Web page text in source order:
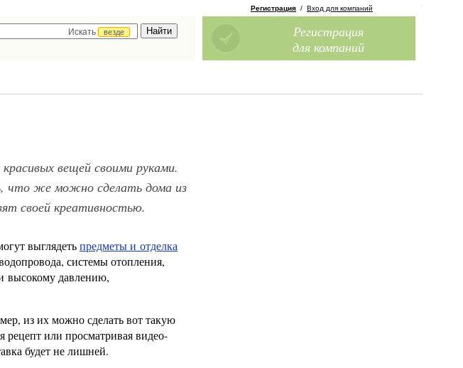
Искать
везде
Регистрация / Вход для компаний
Регистрация
для компаний
вещей своими руками.
что же можно сделать дома из
своей креативностью.
выглядетьпредметы и отделка
системы отопления,
высокому давлению,
из их можно сделать вот такую
или просматривая видео-
будет не лишней.